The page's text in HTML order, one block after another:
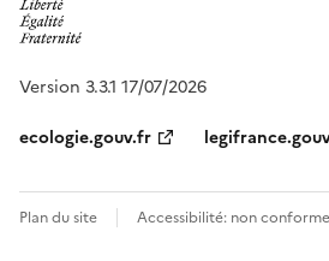
Version 3.3.1 17/07/2026
ecologie.gouv.fr
Plan du site Accessibilité: non conforme